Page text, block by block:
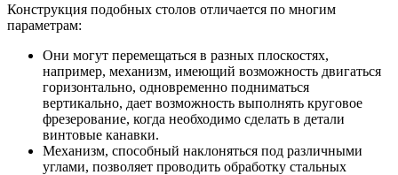
Конструкция подобных столов отличается по многим
параметрам:
Они могут перемещаться в разных плоскостях,
например, механизм, имеющий возможность двигаться
горизонтально, одновременно подниматься
вертикально, дает возможность выполнять круговое
фрезерование, когда необходимо сделать в детали
винтовые канавки.
Механизм, способный наклоняться под различными
углами, позволяет проводить обработку стальных